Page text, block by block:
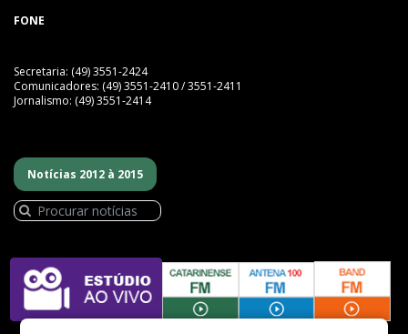
FONE
Secretaria: (49) 3551-2424
Comunicadores: (49) 3551-2410 / 3551-2411
Jornalismo: (49) 3551-2414
Notícias 2012 à 2015